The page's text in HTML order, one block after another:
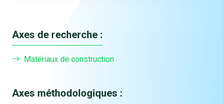
Axes de recherche :
Matériaux de construction
Axes méthodologiques :